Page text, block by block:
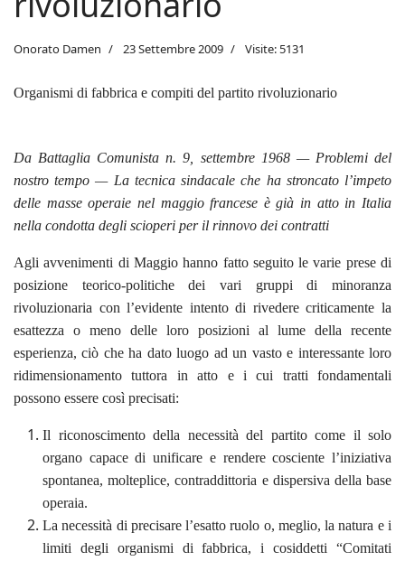
Onorato Damen 23 Settembre 2009 Visite: 5131
Organismi di fabbrica e compiti del partito rivoluzionario
Da Battaglia Comunista n. 9, settembre 1968 — Problemi del
nostro tempo — La tecnica sindacale che ha stroncato l’impeto
delle masse operaie nel maggio francese è già in atto in Italia
nella condotta degli scioperi per il rinnovo dei contratti
Agli avvenimenti di Maggio hanno fatto seguito le varie prese di
posizione teorico-politiche dei vari gruppi di minoranza
rivoluzionaria con l’evidente intento di rivedere criticamente la
esattezza o meno delle loro posizioni al lume della recente
esperienza, ciò che ha dato luogo ad un vasto e interessante loro
ridimensionamento tuttora in atto e i cui tratti fondamentali
possono essere così precisati:
Il riconoscimento della necessità del partito come il solo
organo capace di unificare e rendere cosciente l’iniziativa
spontanea, molteplice, contraddittoria e dispersiva della base
operaia.
La necessità di precisare l’esatto ruolo o, meglio, la natura e i
limiti degli organismi di fabbrica, i cosiddetti “Comitati